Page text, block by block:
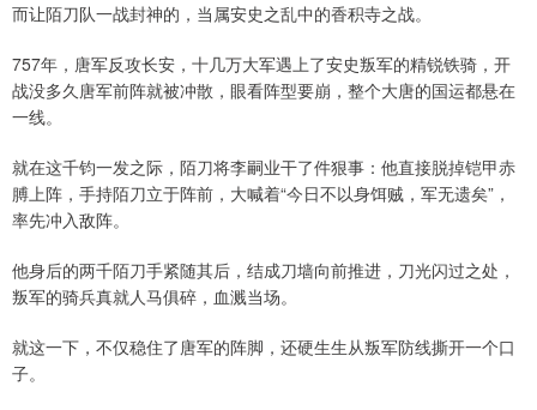
而让陌刀队一战封神的，当属安史之乱中的香积寺之战。
757年，唐军反攻长安，十几万大军遇上了安史叛军的精锐铁骑，开
战没多久唐军前阵就被冲散，眼看阵型要崩，整个大唐的国运都悬在
一线。
就在这千钧一发之际，陌刀将李嗣业干了件狠事：他直接脱掉铠甲赤
膊上阵，手持陌刀立于阵前，大喊着“今日不以身饵贼，军无遗矣”，
率先冲入敌阵。
他身后的两千陌刀手紧随其后，结成刀墙向前推进，刀光闪过之处，
叛军的骑兵真就人马俱碎，血溅当场。
就这一下，不仅稳住了唐军的阵脚，还硬生生从叛军防线撕开一个口
子。